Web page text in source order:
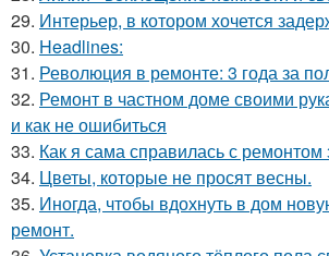
29. Интерьер, в котором хочется
30. Headlines:
31. Революция в ремонте: 3 года за
32. Ремонт в частном доме своими
и как не ошибиться
33. Как я сама справилась с
34. Цветы, которые не просят весны.
35. Иногда, чтобы вдохнуть в дом
ремонт.